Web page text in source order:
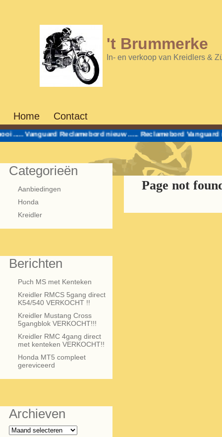
't Brummerke
In- en verkoop van Kreidlers &
Home Contact
Vanguard Reclamebord nieuw.....Reclamebord Vanguard
Page not
Categorieën
Aanbiedingen
Honda
Kreidler
Berichten
Puch MS met Kenteken
Kreidler RMCS 5gang direct
K54/540 VERKOCHT !!
Kreidler Mustang Cross
5gangblok VERKOCHT!!!
Kreidler RMC 4gang direct
met kenteken VERKOCHT!!
Honda MT5 compleet
gereviceerd
Archieven
Archieven